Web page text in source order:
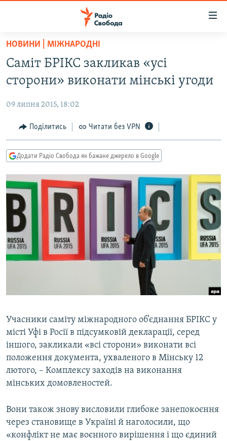
Перейти
основного
матеріалу
Перейти
до
навігації
Перейти
до
СТАТТІ
ПОЛІТИКА
ЕКОНОМІКА
КУЛЬТУРА
СПОРТ
УКРАЇНА
СВІТ
ВІЙНА
РОСІЙСЬКА «ФІЛЬТРАЦІЯ»
КРИМ.РЕАЛІЇ
ТИ ЯК?
СХЕМИ
КИТАЙ.ВИКЛИКИ
МУЛЬТИМЕДІА
ФОТО
КРИМ РЕАЛІЇ
РУС
УКР
КТАТ
НОВИНИ | МІЖНАРОДНІ
Саміт БРІКС закликав «усі
сторони» виконати мінські угоди
09 липня 2015, 18:02
Поділитись Читати без VPN
Додати Радіо Свобода як бажане джерело в Google
Учасники саміту міжнародного об’єднання БРІКС у
місті Уфі в Росії в підсумковій декларації, серед
іншого, закликали «всі сторони» виконати всі
положення документа, ухваленого в Мінську 12
лютого, – Комплексу заходів на виконання
мінських домовленостей.
Вони також знову висловили глибоке занепокоєння
через становище в Україні й наголосили, що
«конфлікт не має воєнного вирішення і що єдиний